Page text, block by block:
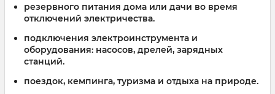
резервного питания дома или дачи во время
отключений электричества.
подключения электроинструмента и
оборудования: насосов, дрелей, зарядных
станций.
поездок, кемпинга, туризма и отдыха на природе.